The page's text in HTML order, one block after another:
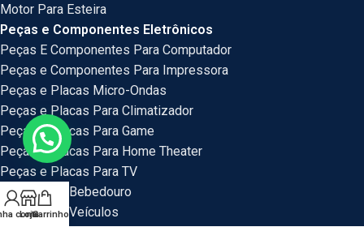
Motor Para Esteira
Peças e Componentes Eletrônicos
Peças E Componentes Para Computador
Peças e Componentes Para Impressora
Peças e Placas Micro-Ondas
Peças e Placas Para Climatizador
Peças e Placas Para Game
Peças e Placas Para Home Theater
Peças e Placas Para TV
Peças Para Bebedouro
Peças Para Veículos
conta
LojaCarrinho